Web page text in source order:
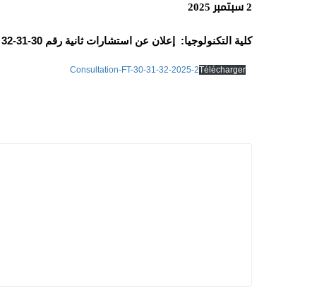
2 سبتمبر 2025
كلية التكنولوجيا: إعلان عن استشارات ثانية رقم 30-31-32 /2025
Consultation-FT-30-31-32-2025-2Télécharger